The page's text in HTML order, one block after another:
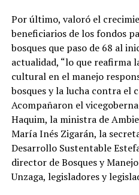
Por último, valoró el
beneficiarios de los fondos
bosques que paso de 68 al
actualidad, “lo que reafirma
cultural en el manejo
bosques y la lucha contra el
Acompañaron el
Haquim, la ministra de
María Inés Zigarán, la
Desarrollo Sustentable
director de Bosques y
Unzaga, legisladores y